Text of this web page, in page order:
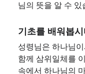
님의 뜻을 알 수 있
기초를 배워봅
성령님은 하나님
함께 삼위일체를
속에서 하나님의